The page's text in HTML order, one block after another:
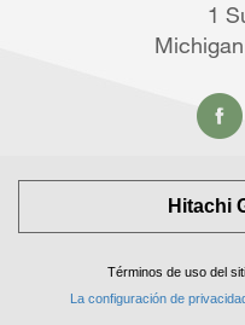
1
Hitachi
Términos de uso del
La configuración de